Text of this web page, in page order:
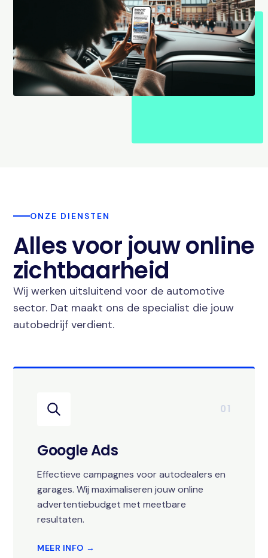
ONZE DIENSTEN
Alles voor jouw online
zichtbaarheid
Wij werken uitsluitend voor de automotive
sector. Dat maakt ons de specialist die jouw
autobedrijf verdient.
01
Google Ads
Effectieve campagnes voor autodealers en
garages. Wij maximaliseren jouw online
advertentiebudget met meetbare
resultaten.
MEER INFO →